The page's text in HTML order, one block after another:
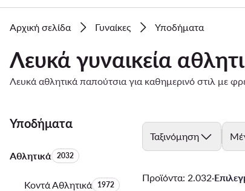
Αρχική σελίδα Γυναίκες Υποδήματα
Λευκά γυναικεία
Λευκά αθλητικά παπούτσια για καθημερινό στιλ με
Υποδήματα
ΑθλητικάΑριθμός προϊόντων:
2032
Κοντά ΑθλητικάΑριθμός προϊόντων:
1972
Ταξινόμηση
Προϊόντα: 2.032·